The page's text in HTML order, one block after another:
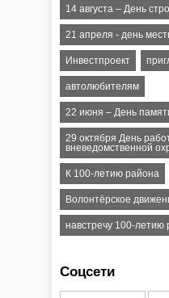
14 августа – День
21 апреля - день
Инвестпроект
автолюбителям
22 июня – День
29 октября День
вневедомственной
К 100-летию района
Волонтёрское
навстречу 100-летию
Соцсети